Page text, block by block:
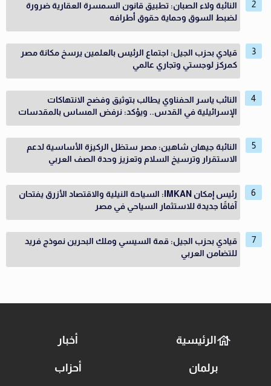
النائبة ولاء الصبان: تطبيق قانون السمسرة العقارية ضرورة
لضبط السوق وحماية حقوق أطرافه
قيادي بحزب الجيل: اجتماع الرئيس بالعلمين يرسخ مكانة مصر
كمركز لوجستي وتجاري عالمي
النائب ياسر الحفناوي يطالب بتوثيق وفضح الانتهاكات
الإسرائيلية في القدس.. ويؤكد: نرفض المساس بالمقدسات
النائبة جيهان شاهين: مصر ستظل الركيزة الأساسية لدعم
الاستقرار وترسيخ السلام وتعزيز وحدة الصف العربي
رئيس إمكان IMKAN: السياحة النيلية والاقتصاد الأزرق يفتحان
آفاقًا جديدة للاستثمار السياحي في مصر
قيادي بحزب الجيل: قمة السيسي وملك البحرين نموذج فريد
للتضامن العربي
الرئيسية أخبار
برلمان أحزاب